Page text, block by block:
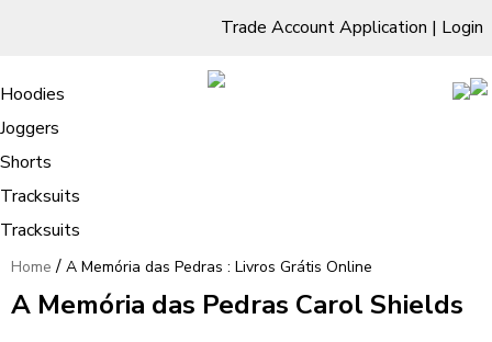
Trade Account Application | Login
Living Room
Sofas & Chairs
Cornar Sofas
Sofas
TV Units & Stands
Bedroom
Chest of Drawers
3 Drawer Chest
4 Drawer Chest
5 Drawer Chest
6 Drawer Chest
Dressing Tables Stools
Dressing Tables
Dressing Stools
Wholesale Mattresses
Mirrors
Free Standing Mirrors
Dining Room
Clothing
Hoodies
Joggers
Shorts
Tracksuits
Tracksuits
A Memória das Pedras : Livros Grátis
Online
Home / A Memória das Pedras : Livros Grátis Online
A Memória das Pedras Carol Shields